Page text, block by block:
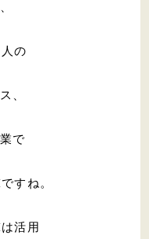
の
、
で
すね。
活用